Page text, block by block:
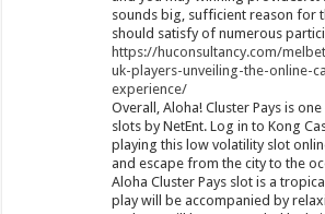
sounds big, sufficient reason for
should satisfy of numerous
https://huconsultancy.com/
uk-players-unveiling-the-online-
experience/
Overall, Aloha! Cluster Pays is
slots by NetEnt. Log in to Kong
playing this low volatility slot
and escape from the city to the
Aloha Cluster Pays slot is a
play will be accompanied by